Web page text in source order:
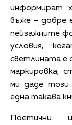
информират
въже – добре
пейзажните
условия,
светлината е
маркировка,
ми даде този
една такава
Поетични